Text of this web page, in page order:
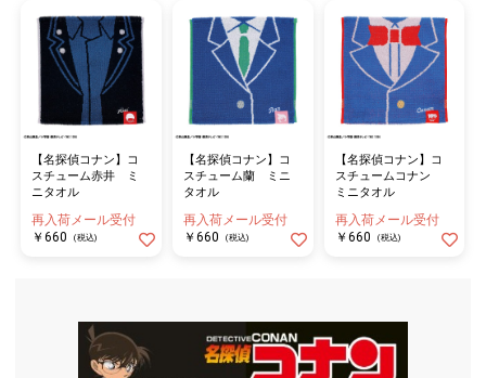
【名探偵コナン】コ
スチューム赤井 ミ
ニタオル
再入荷メール受付
￥660
(税込)
【名探偵コナン】コ
スチューム蘭 ミニ
タオル
再入荷メール受付
￥660
(税込)
【名探偵コナン】コ
スチュームコナン
ミニタオル
再入荷メール受付
￥660
(税込)